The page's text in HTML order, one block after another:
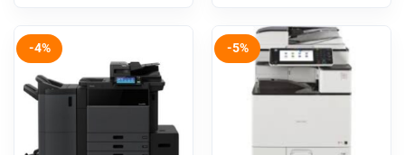
16.000.000 ₫.
14.800.000 ₫.
21.000.000 ₫.là:
19.800.000
-4% -5%